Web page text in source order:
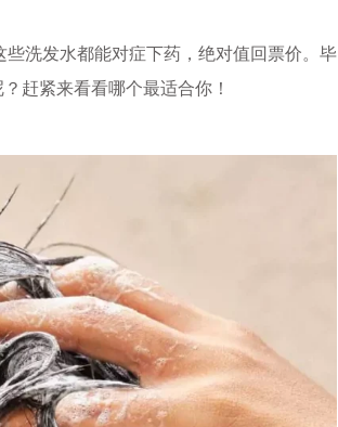
洗发水都能对症下药，绝对值回票价。毕
赶紧来看看哪个最适合你！